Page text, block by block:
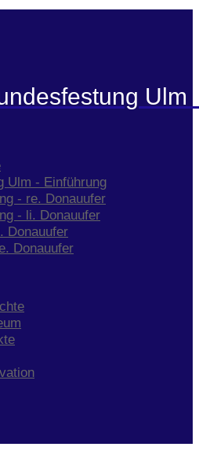
Ulm
Ulm - Einführung
- re. Donauufer
- li. Donauufer
Donauufer
Donauufer